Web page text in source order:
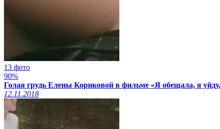
13 фото
90%
Голая грудь Елены Кориковой в фильме «Я обещала, я
12.11.2018